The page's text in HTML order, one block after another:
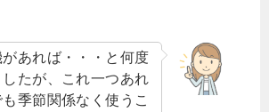
があれば・・・と何度
したが、これ一つあれ
季節関係なく使うこ